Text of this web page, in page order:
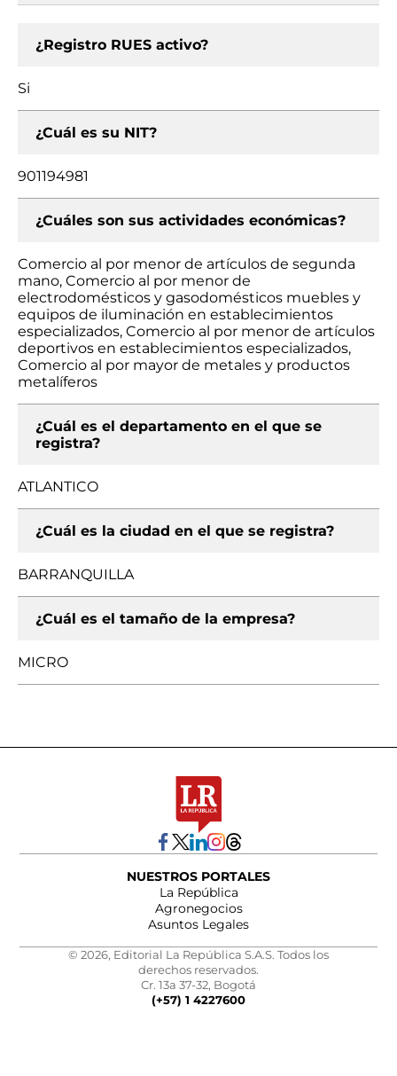
¿Registro RUES activo?
Si
¿Cuál es su NIT?
901194981
¿Cuáles son sus actividades económicas?
Comercio al por menor de artículos de segunda
mano, Comercio al por menor de
electrodomésticos y gasodomésticos muebles y
equipos de iluminación en establecimientos
especializados, Comercio al por menor de artículos
deportivos en establecimientos especializados,
Comercio al por mayor de metales y productos
metalíferos
¿Cuál es el departamento en el que se
registra?
ATLANTICO
¿Cuál es la ciudad en el que se registra?
BARRANQUILLA
¿Cuál es el tamaño de la empresa?
MICRO
NUESTROS PORTALES
La República
Agronegocios
Asuntos Legales
© 2026, Editorial La República S.A.S. Todos los
derechos reservados.
Cr. 13a 37-32, Bogotá
(+57) 1 4227600